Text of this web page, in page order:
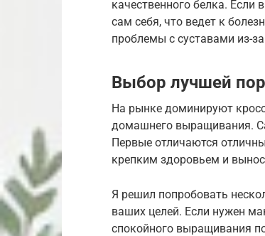
качественного белка. Если
сам себя, что ведет к
проблемы с суставами из-
Выбор лучшей
На рынке доминируют
домашнего выращивания.
Первые отличаются
крепким здоровьем и
Я решил попробовать
ваших целей. Если нужен
спокойного выращивания